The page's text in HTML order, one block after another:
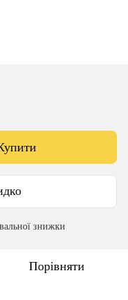
знижки
Порівняти